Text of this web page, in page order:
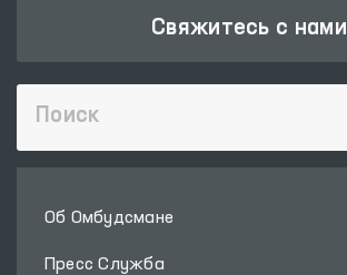
Свяжитесь с нами
Об Омбудсмане
Пресс Служба